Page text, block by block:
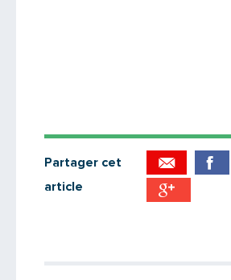
Partager cet
article